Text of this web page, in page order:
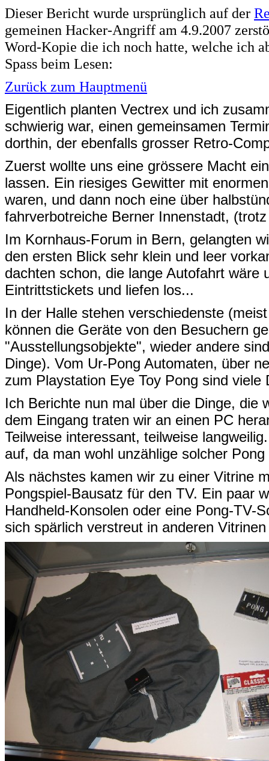
Dieser Bericht wurde ursprünglich auf der
gemeinen Hacker-Angriff am 4.9.2007
Word-Kopie die ich noch hatte, welche ich
Spass beim Lesen:
Zurück zum Hauptmenü
Eigentlich planten Vectrex und ich
schwierig war, einen gemeinsamen
dorthin, der ebenfalls grosser Retro-
Zuerst wollte uns eine grössere Macht
lassen. Ein riesiges Gewitter mit
waren, und dann noch eine über
fahrverbotreiche Berner Innenstadt,
Im Kornhaus-Forum in Bern, gelangten
den ersten Blick sehr klein und leer
dachten schon, die lange Autofahrt
Eintrittstickets und liefen los...
In der Halle stehen verschiedenste
können die Geräte von den Besuchern
"Ausstellungsobjekte", wieder andere
Dinge). Vom Ur-Pong Automaten, über
zum Playstation Eye Toy Pong sind viele
Ich Berichte nun mal über die Dinge, die
dem Eingang traten wir an einen PC
Teilweise interessant, teilweise
auf, da man wohl unzählige solcher
Als nächstes kamen wir zu einer Vitrine
Pongspiel-Bausatz für den TV. Ein paar
Handheld-Konsolen oder eine Pong-TV-
sich spärlich verstreut in anderen